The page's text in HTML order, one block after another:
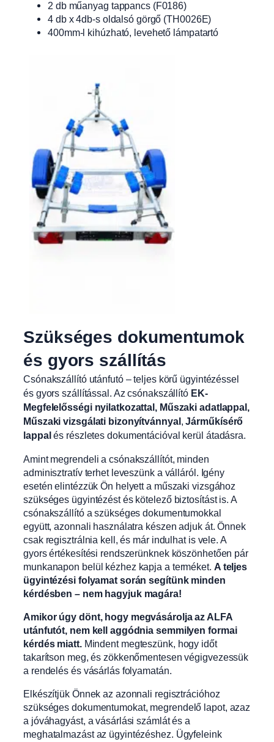
2 db műanyag tappancs (F0186)
4 db x 4db-s oldalsó görgő (TH0026E)
400mm-l kihúzható, levehető lámpatartó
Szükséges dokumentumok
és gyors szállítás
Csónakszállító utánfutó – teljes körű ügyintézéssel
és gyors szállítással. Az csónakszállító EK-
Megfelelősségi nyilatkozattal, Műszaki adatlappal,
Műszaki vizsgálati bizonyítvánnyal ,Járműkísérő
lappal és részletes dokumentációval kerül átadásra.
Amint megrendeli a csónakszállítót, minden
adminisztratív terhet leveszünk a válláról. Igény
esetén elintézzük Ön helyett a műszaki vizsgához
szükséges ügyintézést és kötelező biztosítást is. A
csónakszállító a szükséges dokumentumokkal
együtt, azonnali használatra készen adjuk át. Önnek
csak regisztrálnia kell, és már indulhat is vele. A
gyors értékesítési rendszerünknek köszönhetően pár
munkanapon belül kézhez kapja a terméket. A teljes
ügyintézési folyamat során segítünk minden
kérdésben – nem hagyjuk magára!
Amikor úgy dönt, hogy megvásárolja az ALFA
utánfutót, nem kell aggódnia semmilyen formai
kérdés miatt. Mindent megteszünk, hogy időt
takarítson meg, és zökkenőmentesen végigvezessük
a rendelés és vásárlás folyamatán.
Elkészítjük Önnek az azonnali regisztrációhoz
szükséges dokumentumokat, megrendelő lapot, azaz
a jóváhagyást, a vásárlási számlát és a
meghatalmazást az ügyintézéshez. Ügyfeleink